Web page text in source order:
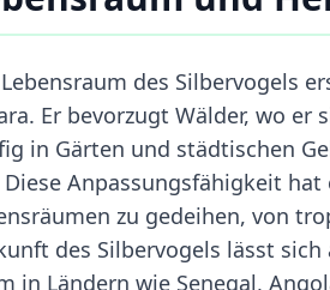
des Silbervogels
Er bevorzugt Wälder, wo
in Gärten und städtischen
Anpassungsfähigkeit
zu gedeihen, von
des Silbervogels lässt
in Ländern wie Senegal,